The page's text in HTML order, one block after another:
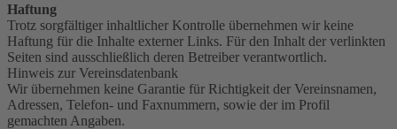
Haftung
Trotz sorgfältiger inhaltlicher Kontrolle übernehmen wir keine
Haftung für die Inhalte externer Links. Für den Inhalt der verlinkten
Seiten sind ausschließlich deren Betreiber verantwortlich.
Hinweis zur Vereinsdatenbank
Wir übernehmen keine Garantie für Richtigkeit der Vereinsnamen,
Adressen, Telefon- und Faxnummern, sowie der im Profil
gemachten Angaben.